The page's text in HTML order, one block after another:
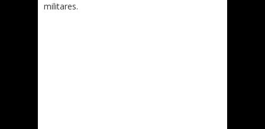
militares.